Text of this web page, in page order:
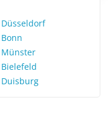
Düsseldorf
Bonn
Münster
Bielefeld
Duisburg